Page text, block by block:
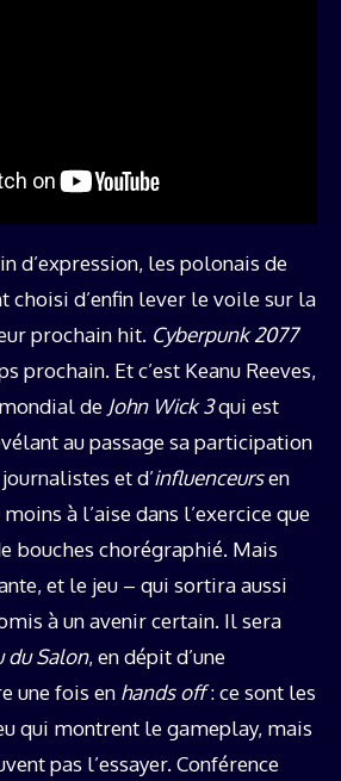
d’expression, les polonais de
choisi d’enfin lever le voile sur la
prochain hit. Cyberpunk 2077
prochain. Et c’est Keanu Reeves,
de John Wick 3qui est
au passage sa participation
et d’influenceursen
à l’aise dans l’exercice que
bouches chorégraphié. Mais
et le jeu – qui sortira aussi
à un avenir certain. Il sera
du Salon, en dépit d’une
une fois en hands off: ce sont les
qui montrent le gameplay, mais
pas l’essayer. Conférence